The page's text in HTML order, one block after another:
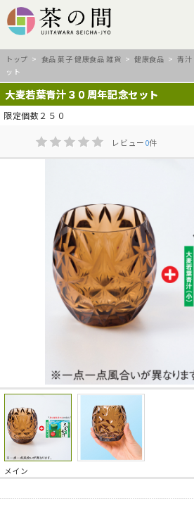
トップ > 食品 菓子 健康食品 雑貨 >健康食品 >青汁
ット
大麦若葉青汁３０周年記念セット
限定個数２５０
レビュー0件
メイン